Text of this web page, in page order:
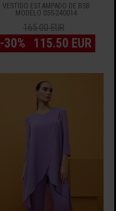
VESTIDO ESTAMPADO DE BSB
MODELO 055-240014
165.00 EUR
-30% 115.50 EUR